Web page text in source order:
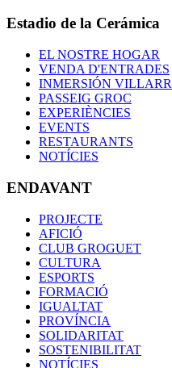
Estadio de la Cerámica
EL NOSTRE HOGAR
VENDA D'ENTRADES
INMERSIÓN
PASSEIG GROC
EXPERIÈNCIES
EVENTS
RESTAURANTS
NOTÍCIES
ENDAVANT
PROJECTE
AFICIÓ
CLUB GROGUET
CULTURA
ESPORTS
FORMACIÓ
IGUALTAT
PROVÍNCIA
SOLIDARITAT
SOSTENIBILITAT
NOTÍCIES